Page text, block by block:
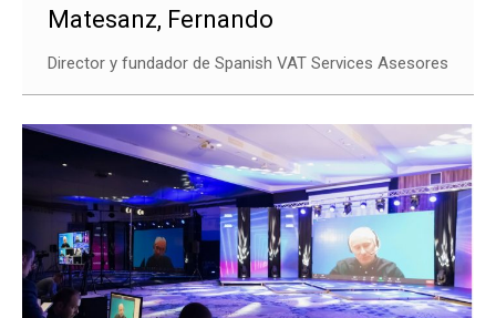
Matesanz, Fernando
Director y fundador de Spanish VAT Services Asesores